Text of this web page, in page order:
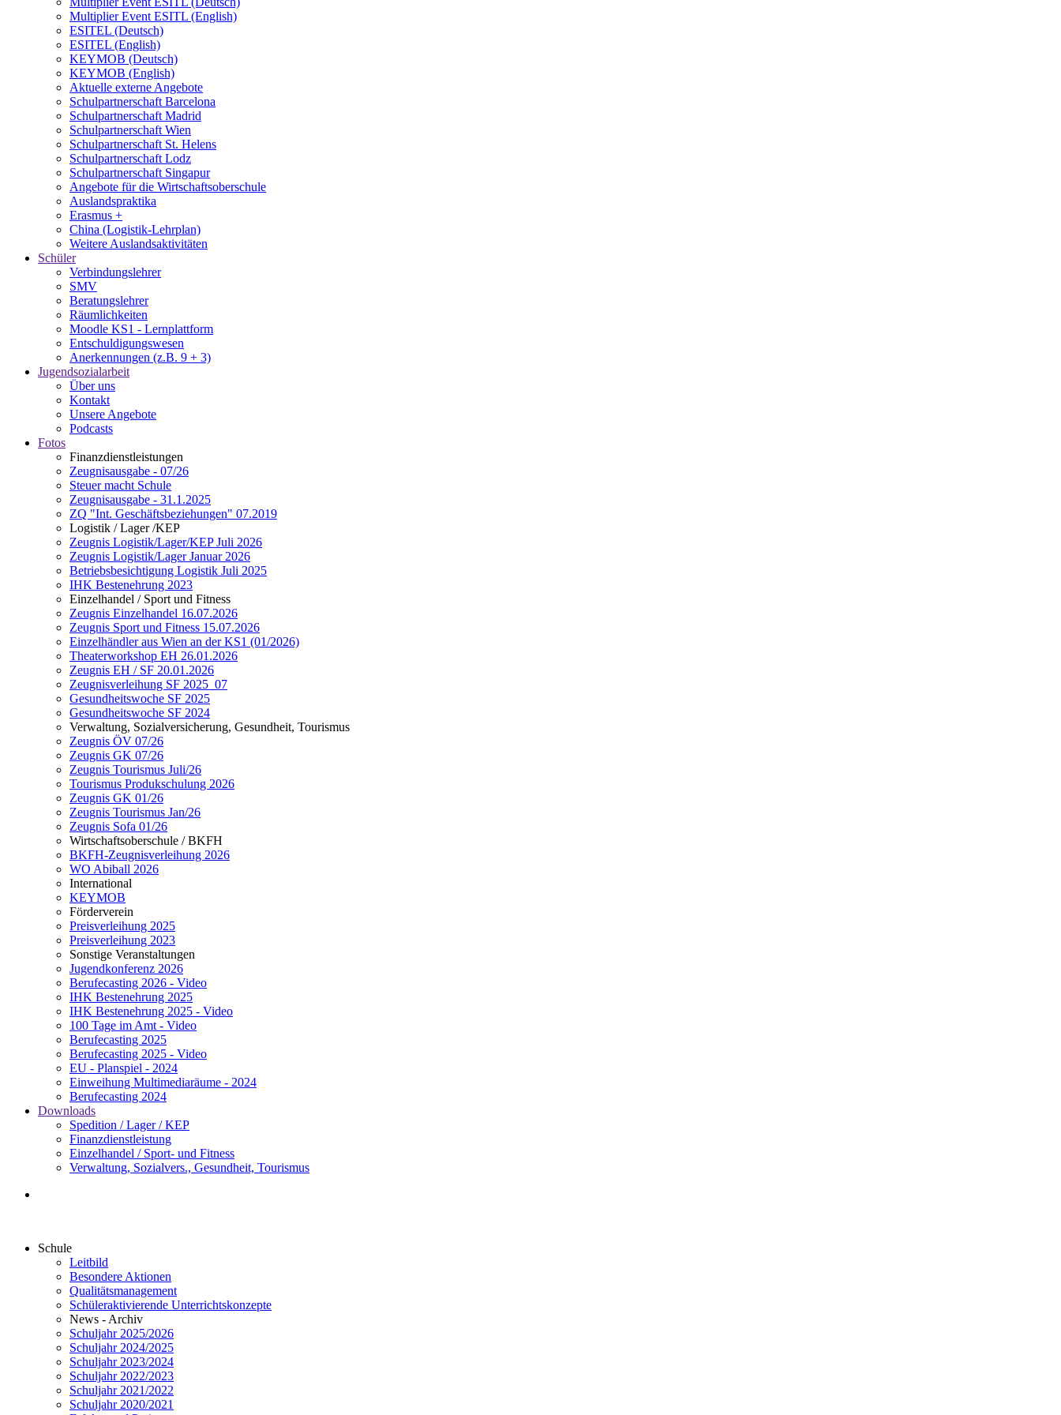
Multiplier Event ESITL (English)
ESITEL (Deutsch)
ESITEL (English)
KEYMOB (Deutsch)
KEYMOB (English)
Aktuelle externe Angebote
Schulpartnerschaft Barcelona
Schulpartnerschaft Madrid
Schulpartnerschaft Wien
Schulpartnerschaft St. Helens
Schulpartnerschaft Lodz
Schulpartnerschaft Singapur
Angebote für die Wirtschaftsoberschule
Auslandspraktika
Erasmus +
China (Logistik-Lehrplan)
Weitere Auslandsaktivitäten
Schüler
Verbindungslehrer
SMV
Beratungslehrer
Räumlichkeiten
Moodle KS1 - Lernplattform
Entschuldigungswesen
Anerkennungen (z.B. 9 + 3)
Jugendsozialarbeit
Über uns
Kontakt
Unsere Angebote
Podcasts
Fotos
Finanzdienstleistungen
Zeugnisausgabe - 07/26
Steuer macht Schule
Zeugnisausgabe - 31.1.2025
ZQ "Int. Geschäftsbeziehungen" 07.2019
Logistik / Lager /KEP
Zeugnis Logistik/Lager/KEP Juli 2026
Zeugnis Logistik/Lager Januar 2026
Betriebsbesichtigung Logistik Juli 2025
IHK Bestenehrung 2023
Einzelhandel / Sport und Fitness
Zeugnis Einzelhandel 16.07.2026
Zeugnis Sport und Fitness 15.07.2026
Einzelhändler aus Wien an der KS1 (01/2026)
Theaterworkshop EH 26.01.2026
Zeugnis EH / SF 20.01.2026
Zeugnisverleihung SF 2025_07
Gesundheitswoche SF 2025
Gesundheitswoche SF 2024
Verwaltung, Sozialversicherung, Gesundheit, Tourismus
Zeugnis ÖV 07/26
Zeugnis GK 07/26
Zeugnis Tourismus Juli/26
Tourismus Produkschulung 2026
Zeugnis GK 01/26
Zeugnis Tourismus Jan/26
Zeugnis Sofa 01/26
Wirtschaftsoberschule / BKFH
BKFH-Zeugnisverleihung 2026
WO Abiball 2026
International
KEYMOB
Förderverein
Preisverleihung 2025
Preisverleihung 2023
Sonstige Veranstaltungen
Jugendkonferenz 2026
Berufecasting 2026 - Video
IHK Bestenehrung 2025
IHK Bestenehrung 2025 - Video
100 Tage im Amt - Video
Berufecasting 2025
Berufecasting 2025 - Video
EU - Planspiel - 2024
Einweihung Multimediaräume - 2024
Berufecasting 2024
Downloads
Spedition / Lager / KEP
Finanzdienstleistung
Einzelhandel / Sport- und Fitness
Verwaltung, Sozialvers., Gesundheit, Tourismus
Schule
Leitbild
Besondere Aktionen
Qualitätsmanagement
Schüleraktivierende Unterrichtskonzepte
News - Archiv
Schuljahr 2025/2026
Schuljahr 2024/2025
Schuljahr 2023/2024
Schuljahr 2022/2023
Schuljahr 2021/2022
Schuljahr 2020/2021